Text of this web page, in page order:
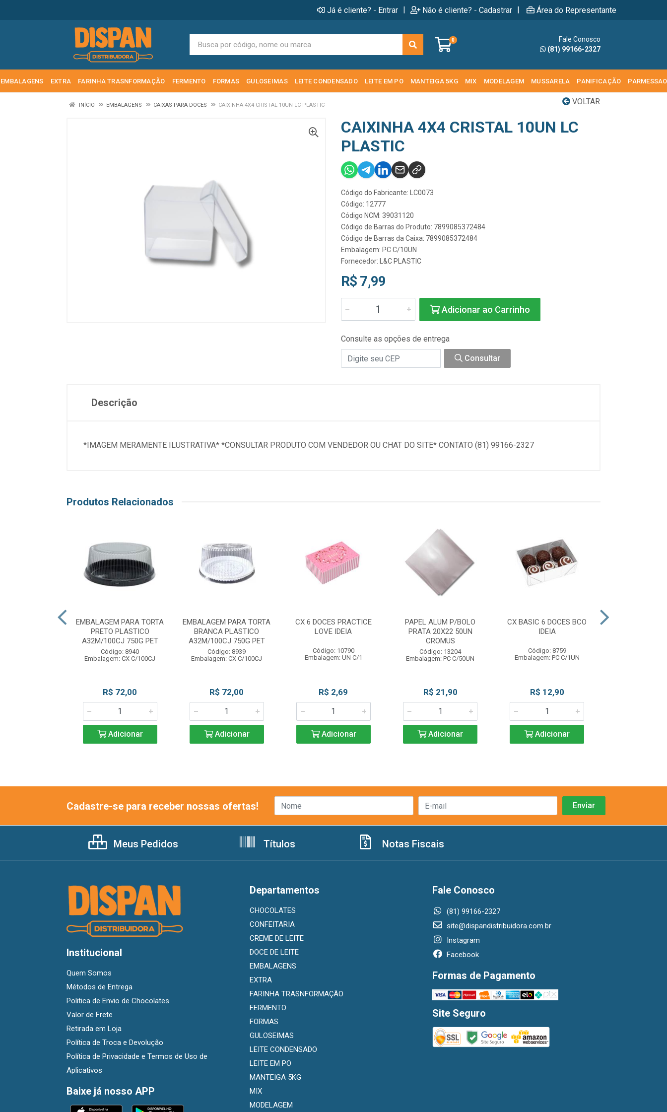
Já é cliente? - Entrar | Não é cliente? - Cadastrar | Área do Representante
0
Fale Conosco
(81) 99166-2327
EMBALAGENS EXTRA FARINHA TRASNFORMAÇÃO FERMENTO FORMAS GULOSEIMAS LEITE CONDENSADO LEITE EM PO MANTEIGA 5KG MIX MODELAGEM MUSSARELA PANIFICAÇÃO PARMESSAO
VOLTAR
INÍCIO EMBALAGENS CAIXAS PARA DOCES CAIXINHA 4X4 CRISTAL 10UN LC PLASTIC
CAIXINHA 4X4 CRISTAL 10UN LC
PLASTIC
Código do Fabricante: LC0073
Código: 12777
Código NCM: 39031120
Código de Barras do Produto: 7899085372484
Código de Barras da Caixa: 7899085372484
Embalagem: PC C/10UN
Fornecedor:
L&C PLASTIC
R$ 7,99
Adicionar ao Carrinho
Consulte as opções de entrega
Consultar
Descrição
*IMAGEM MERAMENTE ILUSTRATIVA* *CONSULTAR PRODUTO COM VENDEDOR OU CHAT DO SITE* CONTATO (81) 99166-2327
Produtos Relacionados
EMBALAGEM PARA TORTA
PRETO PLASTICO
A32M/100CJ 750G PET
Código: 8940
Embalagem: CX C/100CJ
R$ 72,00
Adicionar
EMBALAGEM PARA TORTA
BRANCA PLASTICO
A32M/100CJ 750G PET
Código: 8939
Embalagem: CX C/100CJ
R$ 72,00
Adicionar
CX 6 DOCES PRACTICE
LOVE IDEIA
Código: 10790
Embalagem: UN C/1
R$ 2,69
Adicionar
PAPEL ALUM P/BOLO
PRATA 20X22 50UN
CROMUS
Código: 13204
Embalagem: PC C/50UN
R$ 21,90
Adicionar
CX BASIC 6 DOCES BCO
IDEIA
Código: 8759
Embalagem: PC C/1UN
R$ 12,90
Adicionar
Cadastre-se para receber nossas ofertas!
Meus Pedidos Títulos Notas Fiscais
Institucional
Quem Somos
Métodos de Entrega
Politica de Envio de Chocolates
Valor de Frete
Retirada em Loja
Política de Troca e Devolução
Política de Privacidade e Termos de Uso de
Aplicativos
Baixe já nosso APP
Departamentos
CHOCOLATES
CONFEITARIA
CREME DE LEITE
DOCE DE LEITE
EMBALAGENS
EXTRA
FARINHA TRASNFORMAÇÃO
FERMENTO
FORMAS
GULOSEIMAS
LEITE CONDENSADO
LEITE EM PO
MANTEIGA 5KG
MIX
MODELAGEM
Fale Conosco
(81) 99166-2327
site@dispandistribuidora.com.br
Instagram
Facebook
Formas de Pagamento
Site Seguro